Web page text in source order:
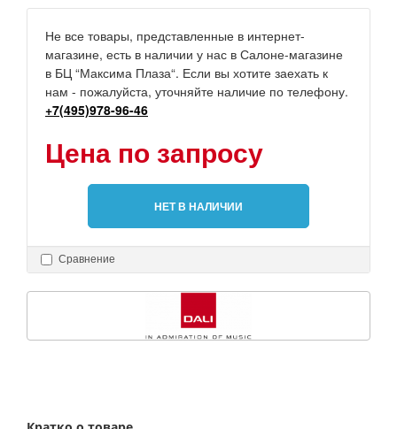
Не все товары, представленные в интернет-
магазине, есть в наличии у нас в Салоне-магазине
в БЦ “Максима Плаза“. Если вы хотите заехать к
нам - пожалуйста, уточняйте наличие по телефону.
+7(495)978-96-46
Цена по запросу
НЕТ В НАЛИЧИИ
Сравнение